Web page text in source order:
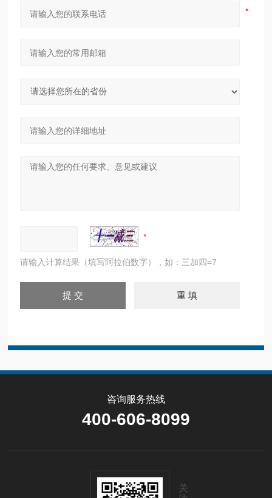
请输入计算结果（填写阿拉伯数字），如：三加四=7
咨询服务热线
400-606-8099
关